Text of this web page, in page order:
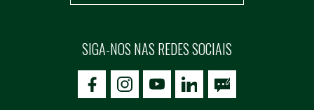
SIGA-NOS NAS REDES SOCIAIS
icon-facebookicon-social02icon-social03